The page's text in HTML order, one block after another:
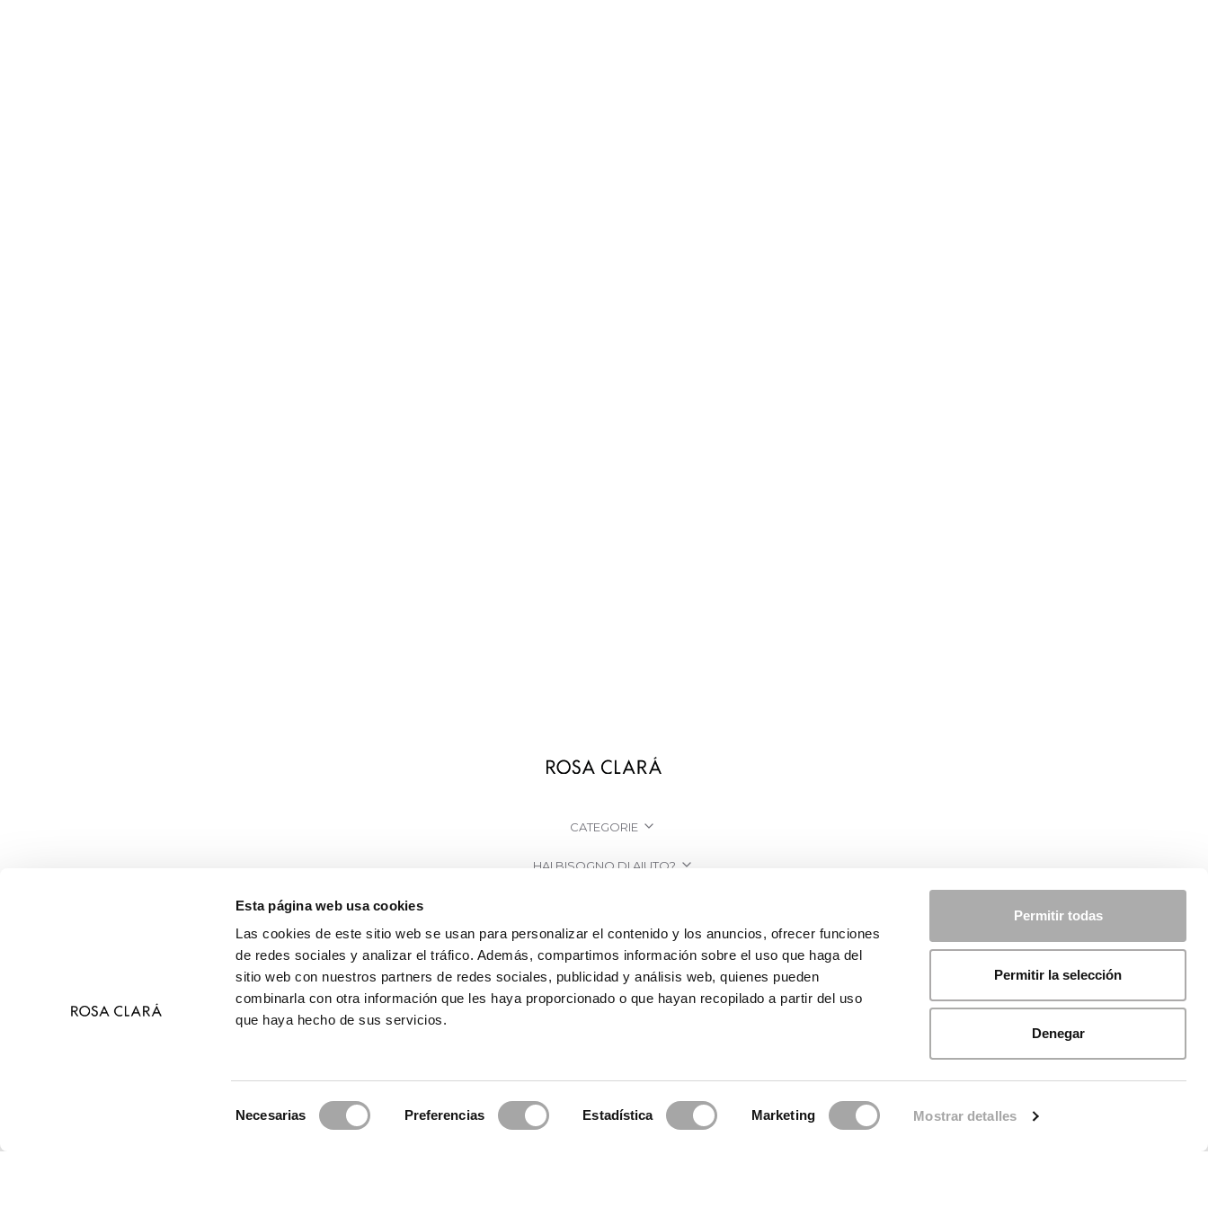
Esta página web usa cookies
Las cookies de este sitio web se usan para personalizar el contenido y los anuncios, ofrecer funciones
de redes sociales y analizar el tráfico. Además, compartimos información sobre el uso que haga del
sitio web con nuestros partners de redes sociales, publicidad y análisis web, quienes pueden
combinarla con otra información que les haya proporcionado o que hayan recopilado a partir del uso
que haya hecho de sus servicios.
Necesarias Preferencias Estadística Marketing Mostrar detalles
Permitir todas
Permitir la selección
Denegar
CATEGORIE
HAI BISOGNO DI AIUTO?
AZIENDA
© 2026 Rosa Clará | Since 1995 · Informazioni legali Informativa sulla Privacy Politica sui cookie